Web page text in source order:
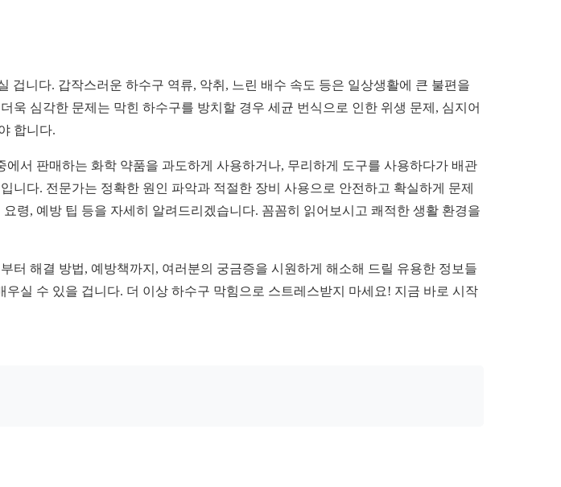
니다. 갑작스러운 하수구 역류, 악취, 느린 배수 속도 등은 일상생활에 큰 불편을
심각한 문제는 막힌 하수구를 방치할 경우 세균 번식으로 인한 위생 문제, 심지어
합니다.
서 판매하는 화학 약품을 과도하게 사용하거나, 무리하게 도구를 사용하다가 배관
다. 전문가는 정확한 원인 파악과 적절한 장비 사용으로 안전하고 확실하게 문제
령, 예방 팁 등을 자세히 알려드리겠습니다. 꼼꼼히 읽어보시고 쾌적한 생활 환경을
해결 방법, 예방책까지, 여러분의 궁금증을 시원하게 해소해 드릴 유용한 정보들
실 수 있을 겁니다. 더 이상 하수구 막힘으로 스트레스받지 마세요! 지금 바로 시작